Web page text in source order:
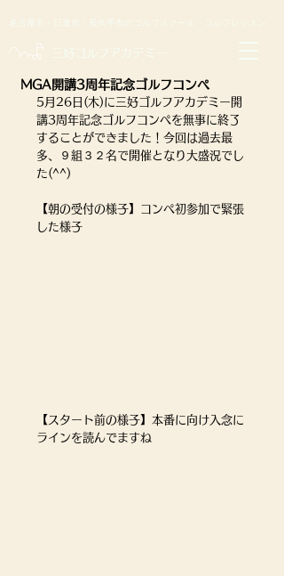
​三好ゴルフアカデミー
MGA開講3周年記念ゴルフコンペ
5月26日(木)に三好ゴルフアカデミー開
講3周年記念ゴルフコンペを無事に終了
することができました！今回は過去最
多、９組３２名で開催となり大盛況でし
た(^^)
【朝の受付の様子】コンペ初参加で緊張
した様子
【スタート前の様子】本番に向け入念に
ラインを読んでますね